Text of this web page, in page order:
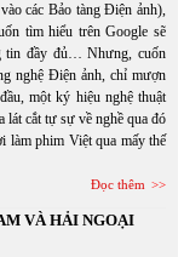
các Bảo tàng Điện ảnh),
tìm hiểu trên Google sẽ
tin đầy đủ… Nhưng, cuốn
nghệ Điện ảnh, chỉ mượn
một ký hiệu nghệ thuật
lát cắt tự sự về nghề qua đó
làm phim Việt qua mấy thế
Đọc thêm
VÀ HẢI NGOẠI